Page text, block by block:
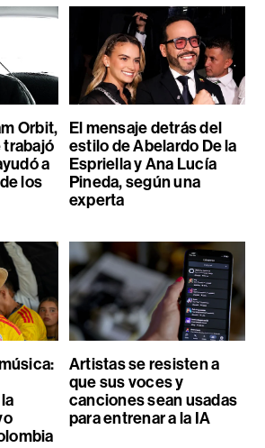
Orbit,
trabajó
a
los
El mensaje detrás del
estilo de Abelardo De la
Espriella y Ana Lucía
Pineda, según una
experta
Artistas se resisten a
que sus voces y
canciones sean usadas
para entrenar a la IA